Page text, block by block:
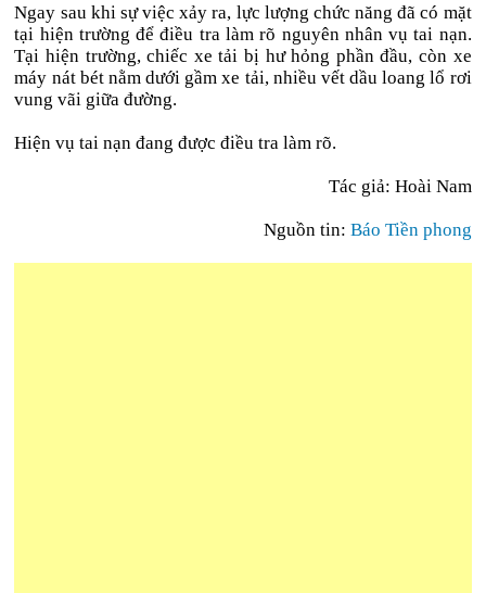
Ngay sau khi sự việc xảy ra, lực lượng chức năng đã có mặt
tại hiện trường để điều tra làm rõ nguyên nhân vụ tai nạn.
Tại hiện trường, chiếc xe tải bị hư hỏng phần đầu, còn xe
máy nát bét nằm dưới gầm xe tải, nhiều vết dầu loang lổ rơi
vung vãi giữa đường.
Hiện vụ tai nạn đang được điều tra làm rõ.
Tác giả: Hoài Nam
Nguồn tin: Báo Tiền phong